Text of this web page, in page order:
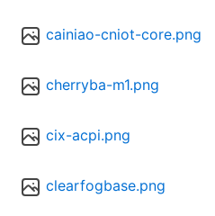
cainiao-cniot-core.png
cherryba-m1.png
cix-acpi.png
clearfogbase.png